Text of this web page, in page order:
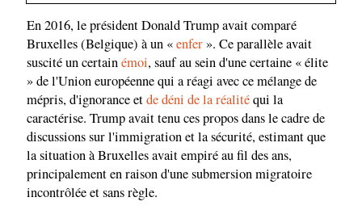
En 2016, le président Donald Trump avait comparé
Bruxelles (Belgique) à un «enfer». Ce parallèle avait
suscité un certainémoi, sauf au sein d'une certaine « élite
» de l'Union européenne qui a réagi avec ce mélange de
mépris, d'ignorance etde déni de la réalitéqui la
caractérise. Trump avait tenu ces propos dans le cadre de
discussions sur l'immigration et la sécurité, estimant que
la situation à Bruxelles avait empiré au fil des ans,
principalement en raison d'une submersion migratoire
incontrôlée et sans règle.